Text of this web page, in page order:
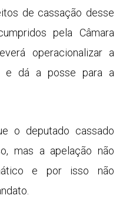
de cassação desse
pela Câmara
operacionalizar a
e dá a posse para a
o deputado cassado
mas a apelação não
e por isso não